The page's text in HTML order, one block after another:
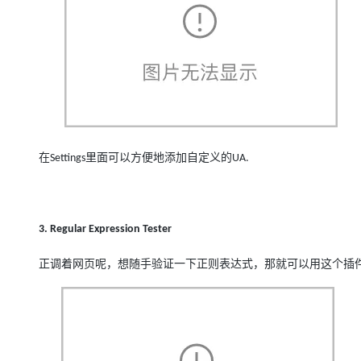
在Settings里面可以方便地添加自定义的UA.
3. Regular Expression Tester
正调着网页呢，想随手验证一下正则表达式，那就可以用这个插